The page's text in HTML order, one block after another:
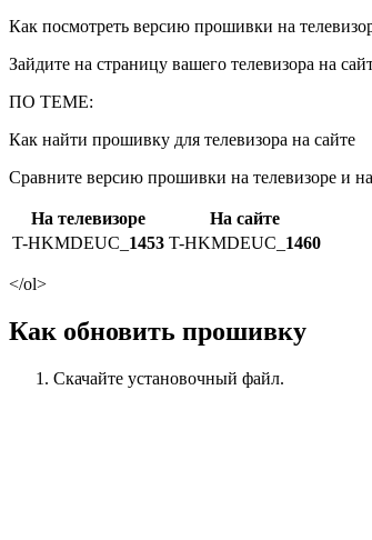
Как посмотреть версию прошивки на
Зайдите на страницу вашего телевизора на
ПО ТЕМЕ:
Как найти прошивку для телевизора на сайте
Сравните версию прошивки на телевизоре и
На телевизоре
На сайте
T-HKMDEUC_ 1453 T-HKMDEUC_ 1460
</ol>
Как обновить прошивку
Скачайте установочный файл.